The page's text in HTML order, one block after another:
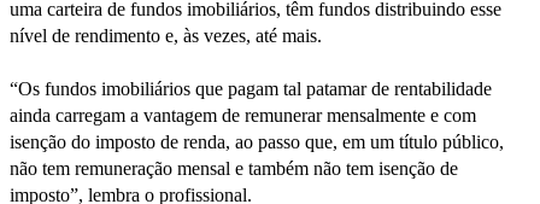
uma carteira de fundos imobiliários, têm fundos distribuindo esse
nível de rendimento e, às vezes, até mais.
“Os fundos imobiliários que pagam tal patamar de rentabilidade
ainda carregam a vantagem de remunerar mensalmente e com
isenção do imposto de renda, ao passo que, em um título público,
não tem remuneração mensal e também não tem isenção de
imposto”, lembra o profissional.